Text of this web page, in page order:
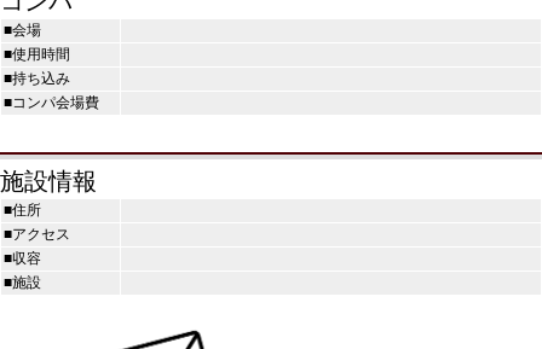
■会場
■使用時間
■持ち込み
■コンパ会場費
施設情報
■住所
■アクセス
■収容
■施設